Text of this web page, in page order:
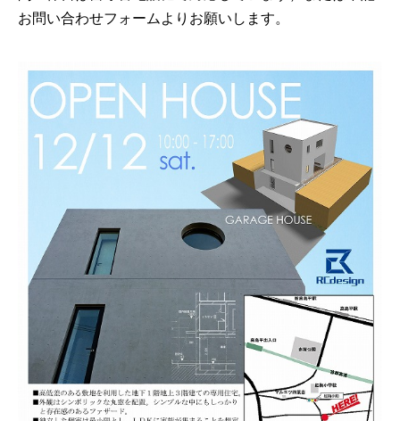
お問い合わせフォームよりお願いします。